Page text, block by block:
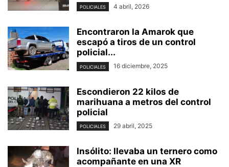
POLICIALES 4 abril, 2026
Encontraron la Amarok que
escapó a tiros de un control
policial...
POLICIALES 16 diciembre, 2025
Escondieron 22 kilos de
marihuana a metros del control
policial
POLICIALES 29 abril, 2025
Insólito: llevaba un ternero como
acompañante en una XR